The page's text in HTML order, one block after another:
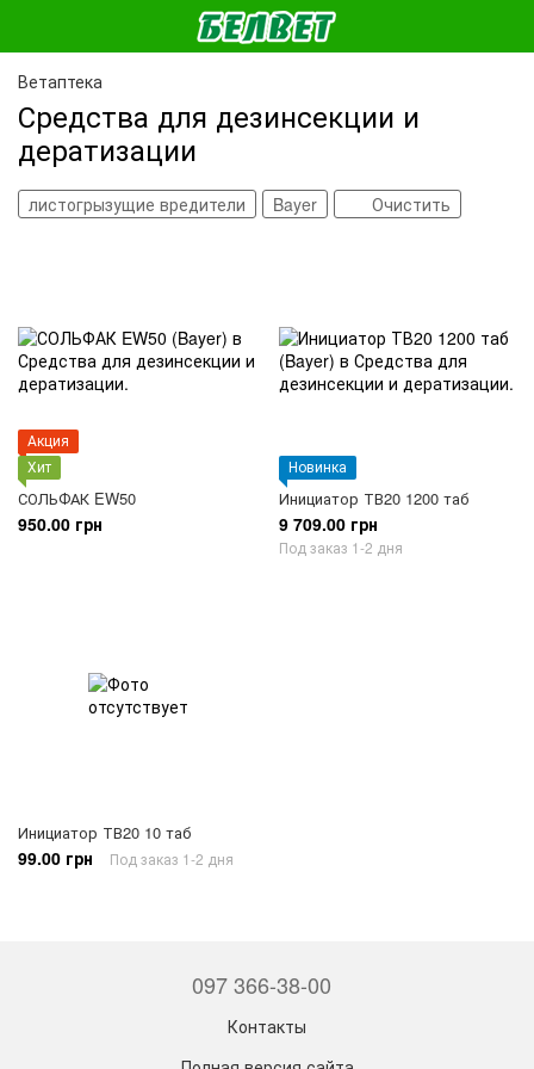
Ветаптека
Средства для дезинсекции и
дератизации
листогрызущие вредители Bayer Очистить
Акция
Хит
СОЛЬФАК EW50
950.00 грн
Новинка
Инициатор ТВ20 1200 таб
9 709.00 грн
Под заказ 1-2 дня
Инициатор ТВ20 10 таб
99.00 грн Под заказ 1-2 дня
097 366-38-00
Контакты